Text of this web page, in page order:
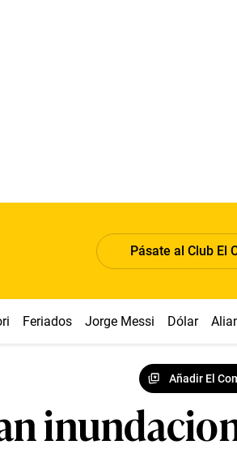
Pásate al Club El
Feriados Jorge Messi Dólar
Añadir El